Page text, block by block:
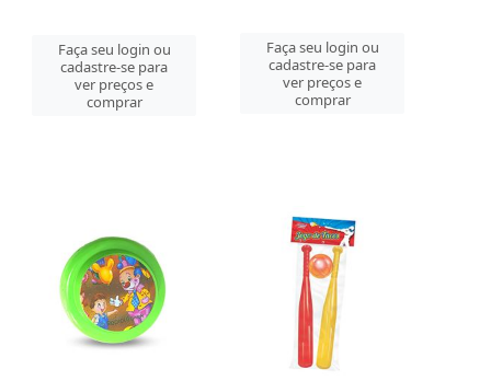
Faça seu login ou
cadastre-se para
ver preços e
comprar
Faça seu login ou
cadastre-se para
ver preços e
comprar